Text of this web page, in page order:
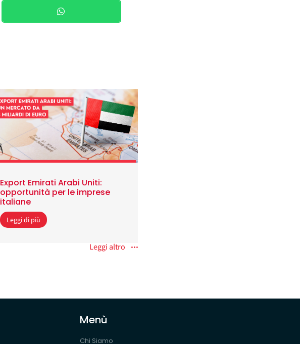
Export Emirati Arabi Uniti:
opportunità per le imprese
italiane
Leggi di più
Leggi altro
Menù
Chi Siamo